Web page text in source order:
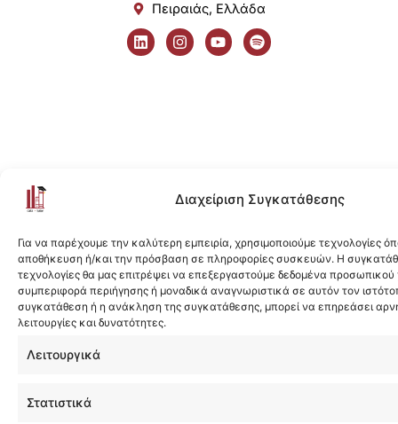
Διαχείριση Συγκατάθεσης
Για να παρέχουμε την καλύτερη εμπειρία, χρησιμοποιούμε τεχνολογίες
αποθήκευση ή/και την πρόσβαση σε πληροφορίες συσκευών. Η
τεχνολογίες θα μας επιτρέψει να επεξεργαστούμε δεδομένα
συμπεριφορά περιήγησης ή μοναδικά αναγνωριστικά σε αυτόν τον
συγκατάθεση ή η ανάκληση της συγκατάθεσης, μπορεί να επηρεάσει
λειτουργίες και δυνατότητες.
Λειτουργικά
Στατιστικά
Πειραιάς, Ελλάδα
L
i
n
I
n
s
Y
o
u
S
p
o